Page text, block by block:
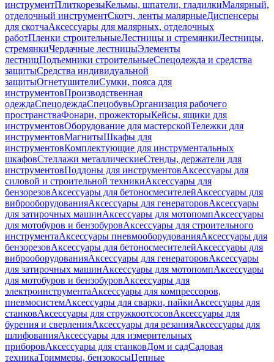
инструментПлиткорезыКельмы, шпатели, гладилкиМалярный,
отделочный инструментСкотч, ленты малярныеДиспенсеры
для скотчаАксессуары для малярных, отделочных
работПленки строительныеЛестницы и стремянкиЛестницы,
стремянкиЧердачные лестницыЭлементы
лестницПодъемники строительныеСпецодежда и средства
защитыСредства индивидуальной
защитыОгнетушителиСумки, пояса для
инструментовПроизводственная
одеждаСпецодеждаСпецобувьОрганизация рабочего
пространстваФонари, прожекторыКейсы, ящики для
инструментовОборудование для мастерскойТележки для
инструментовМагнитыШкафы для
инструментовКомплектующие для инструментальных
шкафовСтеллажи металлическиеСтенды, держатели для
инструментовПоддоны для инструментовАксессуары для
силовой и строительной техникиАксессуары для
бензорезовАксессуары для бетоносмесителейАксессуары для
виброоборудованияАксессуары для генераторовАксессуары
для затирочных машинАксессуары для мотопомпАксессуары
для мотобуров и бензобуровАксессуары для строительного
инструментаАксессуары пневмооборудованияАксессуары для
бензорезовАксессуары для бетоносмесителейАксессуары для
виброоборудованияАксессуары для генераторовАксессуары
для затирочных машинАксессуары для мотопомпАксессуары
для мотобуров и бензобуровАксессуары для
электроинструментаАксессуары для компрессоров,
пневмосистемАксессуары для сварки, пайкиАксессуары для
станковАксессуары для стружкоотсосовАксессуары для
бурения и сверленияАксессуары для резанияАксессуары для
шлифованияАксессуары для измерительных
приборовАксессуары для станковДом и садСадовая
техникаТриммеры, бензокосыЦепные